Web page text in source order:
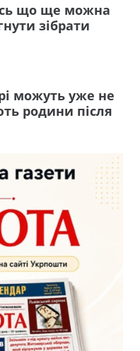
що ще можна
зібрати
можуть уже не
родини після